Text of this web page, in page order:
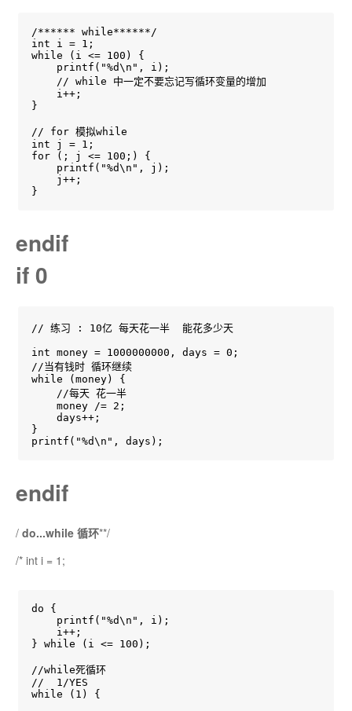
/****** while******/
int i = 1;
while (i <= 100) {
    printf("%d\n", i);
    // while 中一定不要忘记写循环变量的增加
    i++;
}
// for 模拟while
int j = 1;
for (; j <= 100;) {
    printf("%d\n", j);
    j++;
}
endif
if 0
// 练习 : 10亿 每天花一半  能花多少天
int money = 1000000000, days = 0;
//当有钱时 循环继续
while (money) {
    //每天 花一半
    money /= 2;
    days++;
}
printf("%d\n", days);
endif
/ do...while 循环**/
/* int i = 1;
do {
    printf("%d\n", i);
    i++;
} while (i <= 100);
//while死循环
//  1/YES
while (1) {